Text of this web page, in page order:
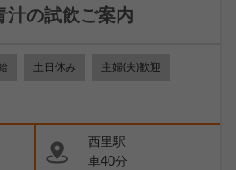
汁の試飲ご案内
土日休み 主婦(夫)歓迎
西里駅
車40分